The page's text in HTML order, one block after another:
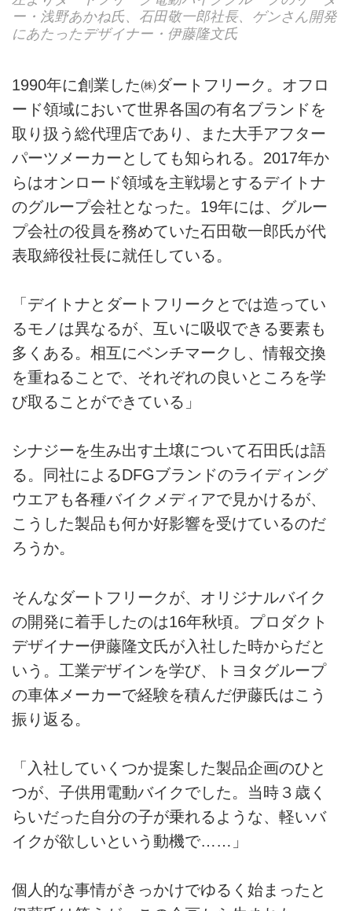
ー・浅野あかね氏、石田敬一郎社長、ゲンさん開発
にあたったデザイナー・伊藤隆文氏
1990年に創業した㈱ダートフリーク。オフロ
ード領域において世界各国の有名ブランドを
取り扱う総代理店であり、また大手アフター
パーツメーカーとしても知られる。2017年か
らはオンロード領域を主戦場とするデイトナ
のグループ会社となった。19年には、グルー
プ会社の役員を務めていた石田敬一郎氏が代
表取締役社長に就任している。
「デイトナとダートフリークとでは造ってい
るモノは異なるが、互いに吸収できる要素も
多くある。相互にベンチマークし、情報交換
を重ねることで、それぞれの良いところを学
び取ることができている」
シナジーを生み出す土壌について石田氏は語
る。同社によるDFGブランドのライディング
ウエアも各種バイクメディアで見かけるが、
こうした製品も何か好影響を受けているのだ
ろうか。
そんなダートフリークが、オリジナルバイク
の開発に着手したのは16年秋頃。プロダクト
デザイナー伊藤隆文氏が入社した時からだと
いう。工業デザインを学び、トヨタグループ
の車体メーカーで経験を積んだ伊藤氏はこう
振り返る。
「入社していくつか提案した製品企画のひと
つが、子供用電動バイクでした。当時３歳く
らいだった自分の子が乗れるような、軽いバ
イクが欲しいという動機で……」
個人的な事情がきっかけでゆるく始まったと